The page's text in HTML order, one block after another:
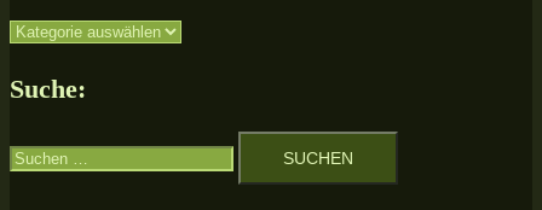
Unsere
Suche:
Suchen
nach: